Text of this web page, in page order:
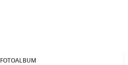
FOTOALBUM